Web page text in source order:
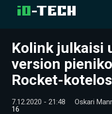
UUTISET
ARTIKKELIT
VIDEOT
Kolink julkaisi
version
Rocket-
7.12.2020 - 21:48 Oskari
16